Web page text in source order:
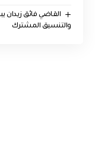
القاضي فائق زيدان
والتنسيق المشترك